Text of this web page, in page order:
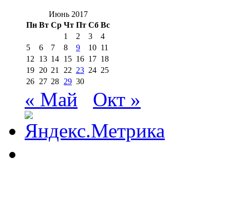
Июнь 2017
Пн Вт Ср Чт Пт Сб Вс
1
2 3
4
5
6 7 8 9 10 11
12 13 14 15 16 17 18
19 20 21 22 23 24 25
26 27 28 29 30
« Май Окт »